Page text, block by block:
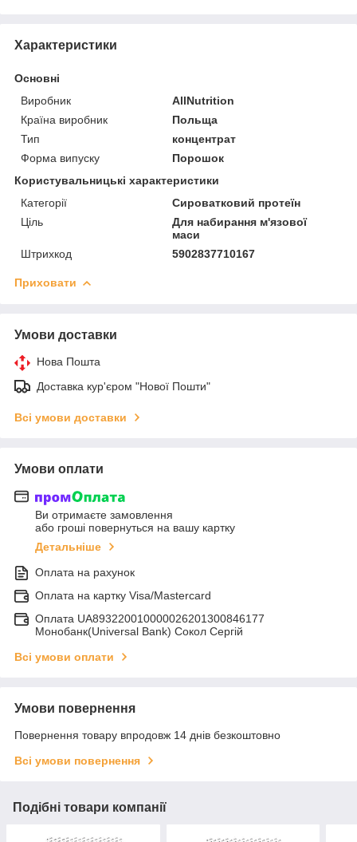
Характеристики
Основні
Виробник
AllNutrition
Країна виробник
Польща
Тип
концентрат
Форма випуску
Порошок
Користувальницькі характеристики
Категорії
Сироватковий протеїн
Ціль
Для набирання м'язової
маси
Штрихкод
5902837710167
Приховати
Умови доставки
Нова Пошта
Доставка кур'єром "Нової Пошти"
Всі умови доставки
Умови оплати
Ви отримаєте замовлення
або гроші повернуться на вашу картку
Детальніше
Оплата на рахунок
Оплата на картку Visa/Mastercard
Оплата UA893220010000026201300846177
Монобанк(Universal Bank) Сокол Сергій
Всі умови оплати
Умови повернення
Повернення товару впродовж 14 днів безкоштовно
Всі умови повернення
Подібні товари компанії